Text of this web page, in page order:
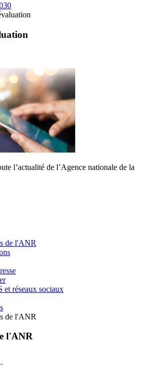
l’actualité de l’Agence nationale de la
de l'ANR
et réseaux sociaux
de l'ANR
l'ANR